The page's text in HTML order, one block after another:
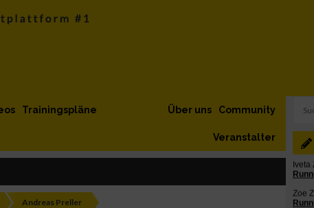
Trainingspläne Community
Über uns
Veranstalter
Andreas Preller